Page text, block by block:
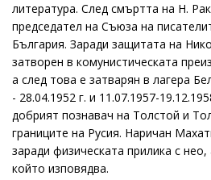
литература. След смъртта на Н.
председател на Съюза на
България. Заради защитата на
затворен в комунистическата
а след това е затварян в лагера
- 28.04.1952 г. и 11.07.1957-
добрият познавач на Толстой и
границите на Русия. Наричан
заради физическата прилика с
който изповядва.